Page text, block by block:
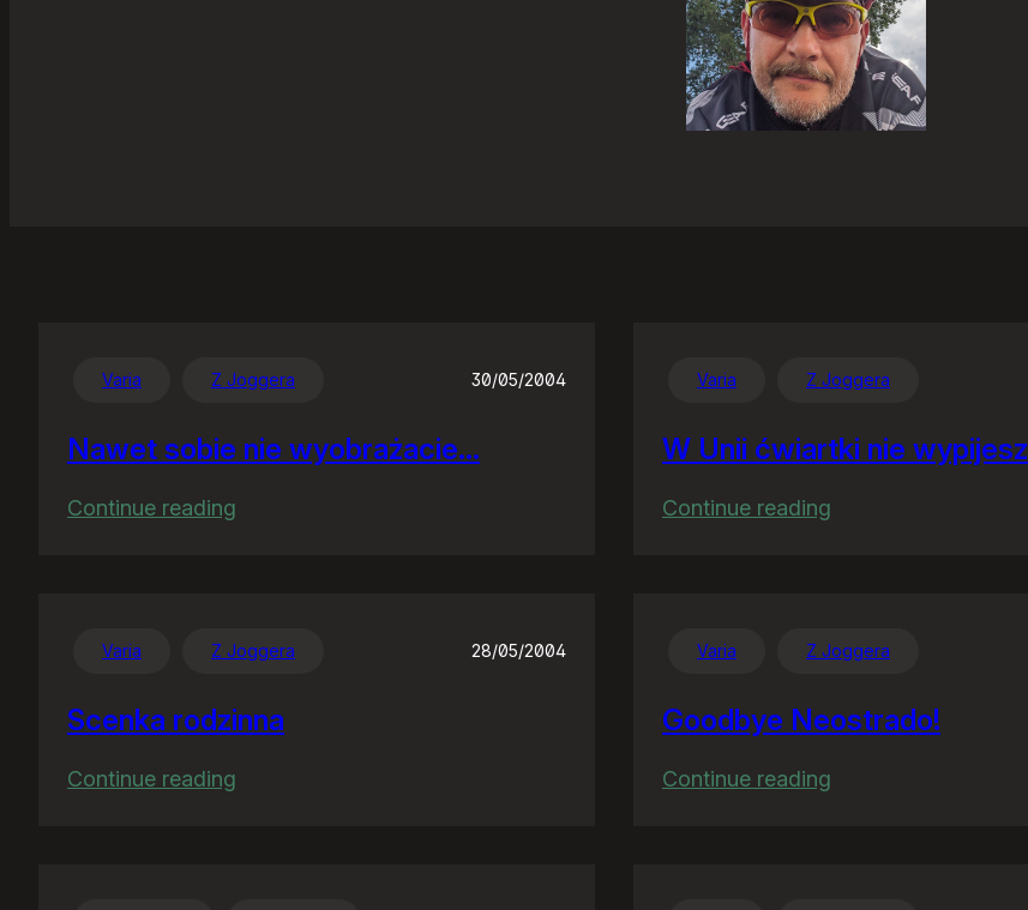
Varia Z Joggera 30/05/2004
Nawet sobie nie wyobrażacie…
Continue reading
wyobrażacie…
Varia Z Joggera
W Unii ćwiartki nie wypijesz
Continue reading
nie
Varia Z Joggera 28/05/2004
Scenka rodzinna
Continue reading
Varia Z Joggera
Goodbye Neostrado!
Continue reading